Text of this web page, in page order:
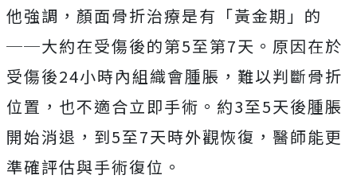
他強調，顏面骨折治療是有「黃金期」的
──大約在受傷後的第5至第7天。原因在於
受傷後24小時內組織會腫脹，難以判斷骨折
位置，也不適合立即手術。約3至5天後腫脹
開始消退，到5至7天時外觀恢復，醫師能更
準確評估與手術復位。